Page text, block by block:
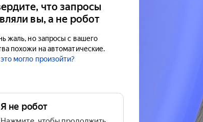
что запросы
вы, а не робот
жаль, но запросы с вашего
похожи на автоматические.
могло произойти?